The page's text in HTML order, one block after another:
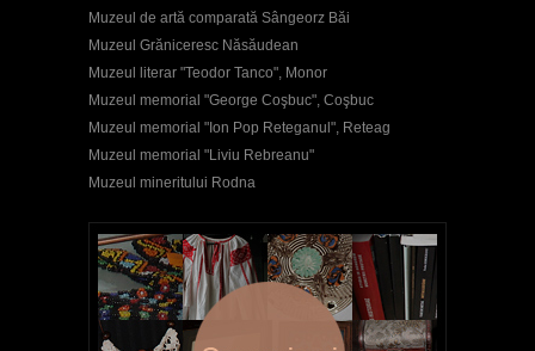
Muzeul de artă comparată Sângeorz Băi
Muzeul Grăniceresc Năsăudean
Muzeul literar "Teodor Tanco", Monor
Muzeul memorial "George Coşbuc", Coşbuc
Muzeul memorial "Ion Pop Reteganul", Reteag
Muzeul memorial "Liviu Rebreanu"
Muzeul mineritului Rodna